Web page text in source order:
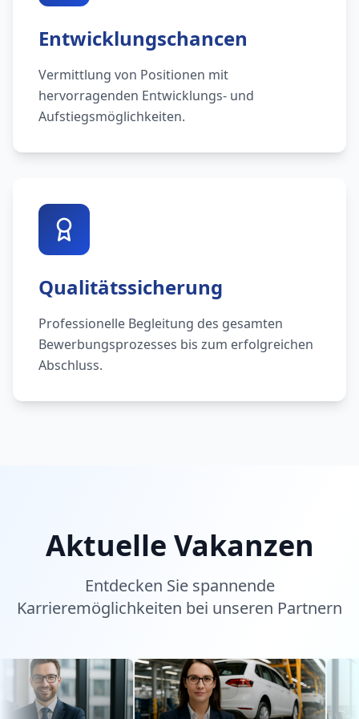
Entwicklungschancen
Vermittlung von Positionen mit
hervorragenden Entwicklungs- und
Aufstiegsmöglichkeiten.
Qualitätssicherung
Professionelle Begleitung des gesamten
Bewerbungsprozesses bis zum erfolgreichen
Abschluss.
Aktuelle Vakanzen
Entdecken Sie spannende
Karrieremöglichkeiten bei unseren Partnern